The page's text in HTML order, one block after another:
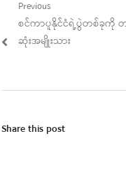
Post
navigation
Previous
Previous
post:
စင်ကာပူနိုင်ငံရဲ့ပွဲတစ်ခုကို
ဆုံးအမျိုးသား
Share this post